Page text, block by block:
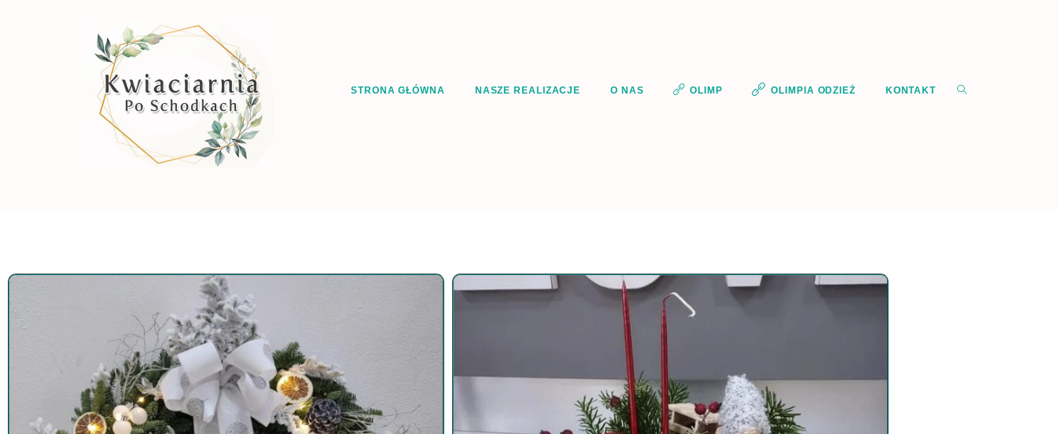
STRONA GŁÓWNA NASZE REALIZACJE O NAS OLIMP OLIMPIA ODZIEŻ KONTAKT